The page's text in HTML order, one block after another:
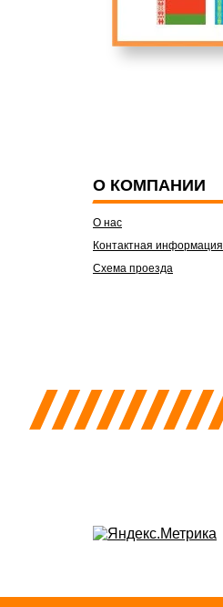
О КОМПАНИИ
О нас
Контактная информация
Схема проезда